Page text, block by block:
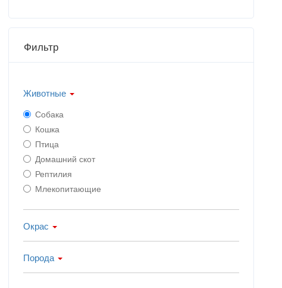
Фильтр
Животные
Собака
Кошка
Птица
Домашний скот
Рептилия
Млекопитающие
Окрас
Порода